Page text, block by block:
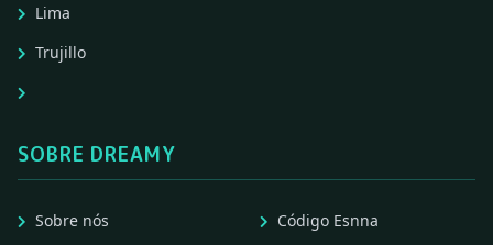
Lima
Trujillo
SOBRE DREAMY
Sobre nós
Código Esnna